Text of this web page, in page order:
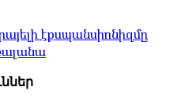
էքսպանսիոնիզմը